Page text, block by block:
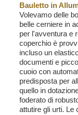
Bauletto in
Volevamo delle
belle cerniere in
per l'avventura e
coperchio è
incluso un
documenti e
cuoio con
predisposta per
quello in
foderato di
attutire gli urti. Le